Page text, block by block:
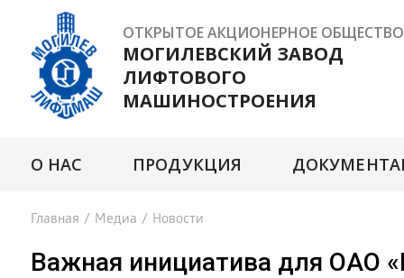
ОТКРЫТОЕ АКЦИОНЕРНОЕ ОБЩЕСТВО
МОГИЛЕВСКИЙ ЗАВОД
ЛИФТОВОГО
МАШИНОСТРОЕНИЯ
О НАС ПРОДУКЦИЯ
Главная / Медиа / Новости
Важная инициатива для ОАО